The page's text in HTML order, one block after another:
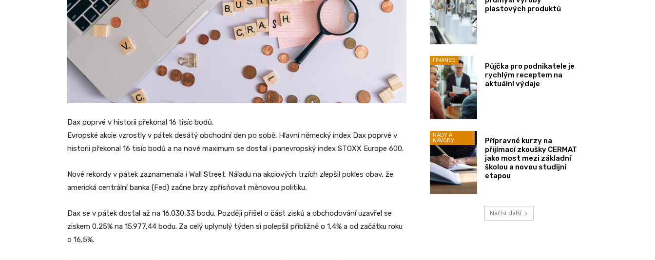
Dax poprvé v historii překonal 16 tisíc bodů.
Evropské akcie vzrostly v pátek desátý obchodní den po sobě. Hlavní německý index Dax poprvé v
historii překonal 16 tisíc bodů a na nové maximum se dostal i panevropský index STOXX Europe 600.
Nové rekordy v pátek zaznamenala i Wall Street. Náladu na akciových trzích zlepšil pokles obav, že
americká centrální banka (Fed) začne brzy zpřísňovat měnovou politiku.
Dax se v pátek dostal až na 16.030,33 bodu. Později přišel o část zisků a obchodování uzavřel se
ziskem 0,25% na 15.977,44 bodu. Za celý uplynulý týden si polepšil přibližně o 1,4% a od začátku roku
o 16,5%.
plastových produktů
FINANCE
Půjčka pro podnikatele je
rychlým receptem na
aktuální výdaje
RADY A
NÁVODY
Přípravné kurzy na
přijímací zkoušky CERMAT
jako most mezi základní
školou a novou studijní
etapou
Načíst další